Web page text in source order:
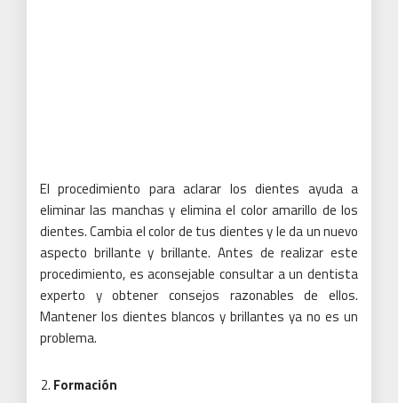
Elprocedimiento para aclarar los dientes ayuda a
eliminar las manchas y elimina el color amarillo de los
dientes.Cambia el color de tus dientes y le da un nuevo
aspecto brillante y brillante. Antes de realizar este
procedimiento, es aconsejable consultar a un dentista
experto y obtener consejos razonables de ellos.
Mantener los dientes blancos y brillantes ya no es un
problema.
Formación